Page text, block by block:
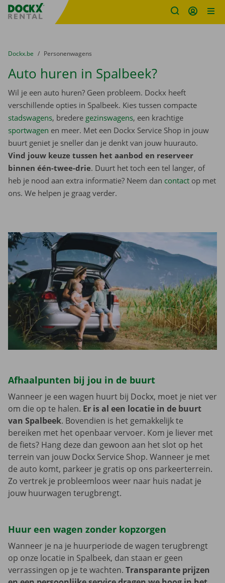
Fratello DEMO
U bevindt zich hier:
van
Dockx.be naar
Personenwagens
Auto huren in Spalbeek?
Wil je een auto huren? Geen probleem. Dockx heeft
verschillende opties in Spalbeek. Kies tussen compacte
stadswagens, bredere gezinswagens, een krachtige
sportwagen en meer. Met een Dockx Service Shop in jouw
buurt geniet je sneller dan je denkt van jouw huurauto.
Vind jouw keuze tussen het aanbod en reserveer
binnen één-twee-drie. Duurt het toch een tel langer, of
heb je nood aan extra informatie? Neem dan contact op met
ons. We helpen je graag verder.
Afhaalpunten bij jou in de buurt
Wanneer je een wagen huurt bij Dockx, moet je niet ver
om die op te halen. Er is al een locatie in de buurt
van Spalbeek. Bovendien is het gemakkelijk te
bereiken met het openbaar vervoer. Kom je liever met
de fiets? Hang deze dan gewoon aan het slot op het
terrein van jouw Dockx Service Shop. Wanneer je met
de auto komt, parkeer je gratis op ons parkeerterrein.
Zo vertrek je probleemloos weer naar huis nadat je
jouw huurwagen terugbrengt.
Huur een wagen zonder kopzorgen
Wanneer je na je huurperiode de wagen terugbrengt
op onze locatie in Spalbeek, dan staan er geen
verrassingen op je te wachten. Transparante prijzen